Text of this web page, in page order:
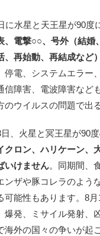
水星と天王星が90度
、電撃○○、号外（結婚
、再始動、再結成など
停電、システムエラー
信障害、電波障害など
のウイルスの問題で出
、火星と冥王星が90度
クロン、ハリケーン、
いけません。同期間、
ンザや豚コレラのよう
可能性もあります。8
爆発、ミサイル発射、
海外の国々の争いが起